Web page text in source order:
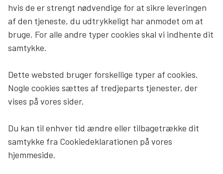
hvis de er strengt nødvendige for at sikre leveringen
af den tjeneste, du udtrykkeligt har anmodet om at
bruge. For alle andre typer cookies skal vi indhente dit
samtykke.
Dette websted bruger forskellige typer af cookies.
Nogle cookies sættes af tredjeparts tjenester, der
vises på vores sider.
Du kan til enhver tid ændre eller tilbagetrække dit
samtykke fra Cookiedeklarationen på vores
hjemmeside.